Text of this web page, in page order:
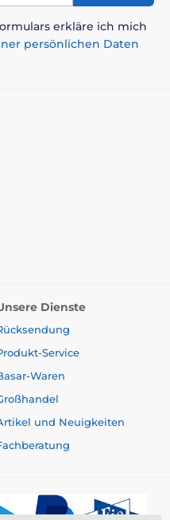
dient nur zur
ohne vorherige
Die Bilder dienen nur
erkläre ich mich
persönlichen Daten
Dienste
Service
Waren
und Neuigkeiten